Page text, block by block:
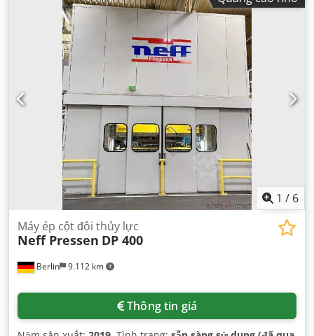
1 / 6
Berlin 9.112 km
Máy ép cột đôi thủy lực
Neff Pressen DP 400
Thông tin giá